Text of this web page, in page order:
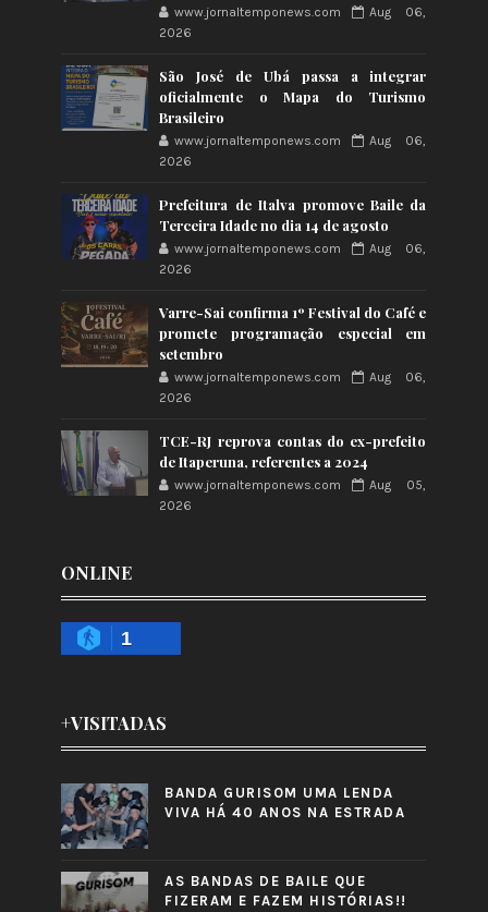
www.jornaltemponews.com
Aug 06,
2026
São José de Ubá passa a integrar
oficialmente o Mapa do Turismo
Brasileiro
www.jornaltemponews.com
Aug 06,
2026
Prefeitura de Italva promove Baile da
Terceira Idade no dia 14 de agosto
www.jornaltemponews.com
Aug 06,
2026
Varre-Sai confirma 1º Festival do Café e
promete programação especial em
setembro
www.jornaltemponews.com
Aug 06,
2026
TCE-RJ reprova contas do ex-prefeito
de Itaperuna, referentes a 2024
www.jornaltemponews.com
Aug 05,
2026
ONLINE
1
+VISITADAS
BANDA GURISOM UMA LENDA
VIVA HÁ 40 ANOS NA ESTRADA
AS BANDAS DE BAILE QUE
FIZERAM E FAZEM HISTÓRIAS!!